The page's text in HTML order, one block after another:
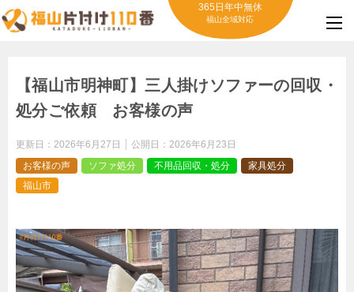
365日年中無休
福山全域対応
【福山市明神町】三人掛けソファーの回収・
処分ご依頼 お客様の声
更新日： 2026年6月27日 公開日： 2026年6月23日
お客様の声
ソファ処分 不用品回収・処分
家具処分
福山市